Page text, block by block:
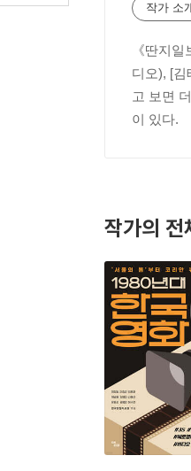
작가 소
《딴지
디오), [
고 보면
이 있다.
작가의 전